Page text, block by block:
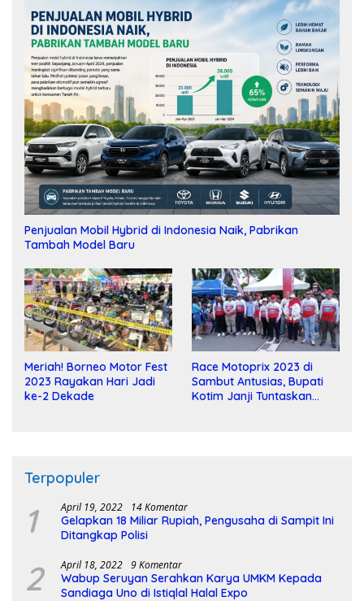
Penjualan Mobil Hybrid di Indonesia Naik, Pabrikan
Tambah Model Baru
Meriah! Borneo Motor Fest
2023 Rayakan Hari Jadi
ke-2 Dekade
Race Motoprix 2023 di
Sambut Antusias, Bupati
Kotim Janji Tuntaskan
Terpopuler
1 April 19, 2022 14 Komentar
Gelapkan 18 Miliar Rupiah, Pengusaha di Sampit Ini
Ditangkap Polisi
2 April 18, 2022 9 Komentar
Wabup Seruyan Serahkan Karya UMKM Kepada
Sandiaga Uno di Istiqlal Halal Expo